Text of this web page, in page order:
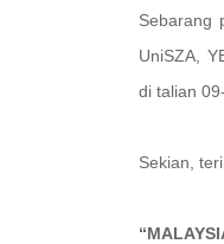
Sebarang
UniSZA,
di talian
Sekian,